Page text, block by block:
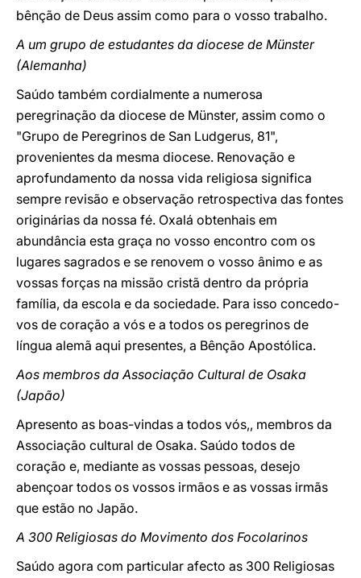
bênção de Deus assim como para o vosso trabalho.
A um grupo de estudantes da diocese de Münster
(Alemanha)
Saúdo também cordialmente a numerosa
peregrinação da diocese de Münster, assim como o
"Grupo de Peregrinos de San Ludgerus, 81",
provenientes da mesma diocese. Renovação e
aprofundamento da nossa vida religiosa significa
sempre revisão e observação retrospectiva das fontes
originárias da nossa fé. Oxalá obtenhais em
abundância esta graça no vosso encontro com os
lugares sagrados e se renovem o vosso ânimo e as
vossas forças na missão cristã dentro da própria
família, da escola e da sociedade. Para isso concedo-
vos de coração a vós e a todos os peregrinos de
língua alemã aqui presentes, a Bênção Apostólica.
Aos membros da Associação Cultural de Osaka
(Japão)
Apresento as boas-vindas a todos vós,, membros da
Associação cultural de Osaka. Saúdo todos de
coração e, mediante as vossas pessoas, desejo
abençoar todos os vossos irmãos e as vossas irmãs
que estão no Japão.
A 300 Religiosas do Movimento dos Focolarinos
Saúdo agora com particular afecto as 300 Religiosas